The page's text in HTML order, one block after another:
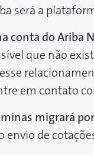
será a
conta do Ariba
que não
em contato
migrará
o envio de